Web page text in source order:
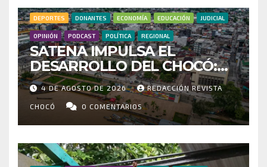
DEPORTES DONANTES ECONOMÍA EDUCACIÓN JUDICIAL
OPINIÓN PODCAST POLÍTICA REGIONAL
SATENA IMPULSA EL
DESARROLLO DEL CHOCÓ:
MÁS DE 35 MIL PASAJEROS
MOVILIZADOS Y NUEVAS
RUTAS FORTALECEN LA
CONECTIVIDAD
4 DE AGOSTO DE 2026 REDACCIÓN REVISTA
CHOCÓ 0 COMENTARIOS